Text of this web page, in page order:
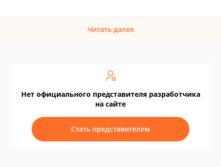
Читать далее
Нет официального представителя разработчика
на сайте
Стать представителем